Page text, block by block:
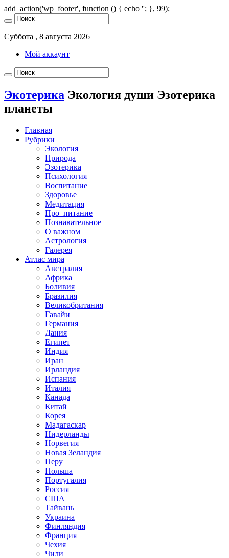
add_action('wp_footer', function () { echo ''; }, 99);
Суббота , 8 августа 2026
Мой аккаунт
Экотерика Экология души Эзотерика
планеты
Главная
Рубрики
Экология
Природа
Эзотерика
Психология
Воспитание
Здоровье
Медитация
Про_питание
Познавательное
О важном
Астрология
Галерея
Атлас мира
Австралия
Африка
Боливия
Бразилия
Великобритания
Гавайи
Германия
Дания
Египет
Индия
Иран
Ирландия
Испания
Италия
Канада
Китай
Корея
Мадагаскар
Нидерланды
Норвегия
Новая Зеландия
Перу
Польша
Португалия
Россия
США
Тайвань
Украина
Финляндия
Франция
Чехия
Чили